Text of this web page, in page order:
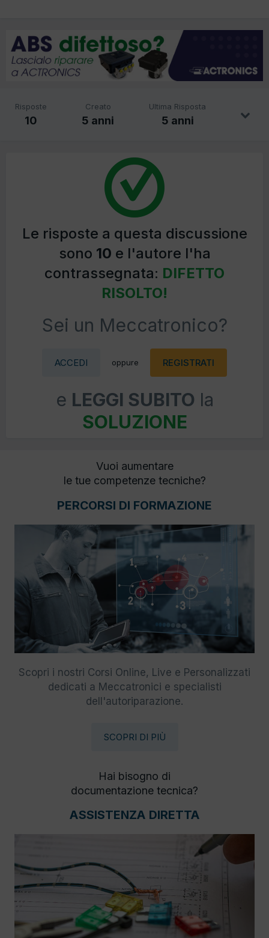
Risposte
10
Creato
5 anni
Ultima Risposta
5 anni
Le risposte a questa discussione
sono 10 e l'autore l'ha
contrassegnata: DIFETTO
RISOLTO!
Sei un Meccatronico?
ACCEDI oppure REGISTRATI
e LEGGI SUBITO la
SOLUZIONE
Vuoi aumentare
le tue competenze tecniche?
PERCORSI DI FORMAZIONE
Scopri i nostri Corsi Online, Live e Personalizzati
dedicati a Meccatronici e specialisti
dell'autoriparazione.
SCOPRI DI PIÙ
Hai bisogno di
documentazione tecnica?
ASSISTENZA DIRETTA